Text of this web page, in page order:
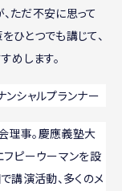
ただ不安に思って
ひとつでも講じて、
めします。
シャルプランナー
理事。慶應義塾大
ピーウーマンを設
講演活動、多くのメ